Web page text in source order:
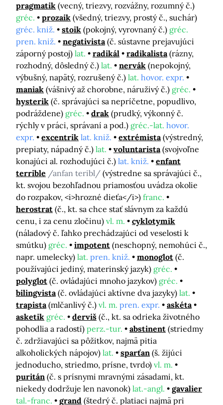
pragmatik (vecný, triezvy, rozvážny, rozumný č.)
gréc.
prozaik (všedný, triezvy, prostý č., suchár)
gréc. kniž.
stoik (pokojný, vyrovnaný č.) gréc.
pren. kniž.
negativista (č. sústavne prejavujúci
záporný postoj) lat. radikál radikalista (rázny,
rozhodný, dôsledný č.) lat. nervák (nepokojný,
výbušný, napätý, rozrušený č.) lat. hovor. expr.
maniak (vášnivý až chorobne, náruživý č.) gréc.
hysterik (č. správajúci sa nepríčetne, popudlivo,
podráždene) gréc. drak (prudký, výkonný č.
rýchly v práci, správaní a pod.) gréc.-lat. hovor.
expr.
excentrik lat. kniž. extrémista (výstredný,
prepiaty, nápadný č.) lat. voluntarista (svojvoľne
konajúci al. rozhodujúci č.) lat. kniž.
enfant
terrible /anfan teribl/ (výstredne sa správajúci č.,
kt. svojou bezohľadnou priamosťou uvádza okolie
do rozpakov, <i>hrozné dieťa</i>) franc.
herostrat (č., kt. sa chce stať slávnym za každú
cenu, i za cenu zločinu) vl. m.
cyklotymik
(náladový č. ľahko prechádzajúci od veselosti k
smútku) gréc. impotent (neschopný, nemohúci č.,
napr. umelecky) lat. pren. kniž. monoglot (č.
používajúci jediný, materinský jazyk) gréc.
polyglot (č. ovládajúci mnoho jazykov) gréc.
bilingvista (č. ovládajúci aktívne dva jazyky) lat.
trapista (mlčanlivý č.) vl. m. pren. expr.
askéta
asketik gréc. derviš (č., kt. sa odrieka životného
pohodlia a radostí) perz.-tur. abstinent (striedmy
č. zdržiavajúci sa pôžitkov, najmä pitia
alkoholických nápojov) lat. sparťan (š. žijúci
jednoducho, striedmo, prísne, tvrdo) vl. m.
puritán (č. s prísnymi mravnými zásadami, kt.
niekedy dodržuje len navonok) lat.-angl.
gavalier
tal.-franc.
grand (štedrý č. platiaci najmä pri